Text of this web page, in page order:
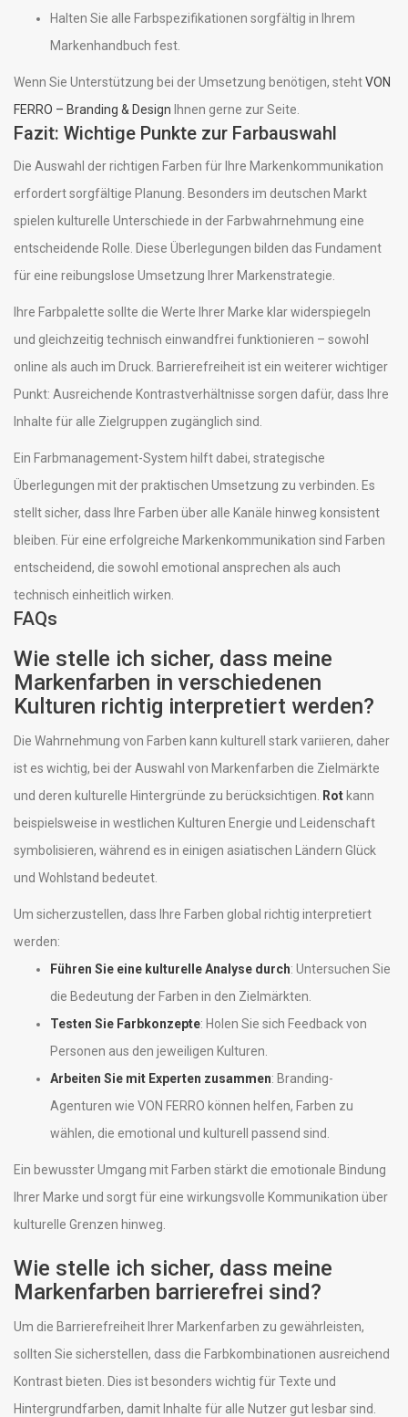
Halten Sie alle Farbspezifikationen sorgfältig in Ihrem
Markenhandbuch fest.
Wenn Sie Unterstützung bei der Umsetzung benötigen, stehtVON
FERRO – Branding & Design Ihnen gerne zur Seite.
Fazit: Wichtige Punkte zur Farbauswahl
Die Auswahl der richtigen Farben für Ihre Markenkommunikation
erfordert sorgfältige Planung. Besonders im deutschen Markt
spielen kulturelle Unterschiede in der Farbwahrnehmung eine
entscheidende Rolle. Diese Überlegungen bilden das Fundament
für eine reibungslose Umsetzung Ihrer Markenstrategie.
Ihre Farbpalette sollte die Werte Ihrer Marke klar widerspiegeln
und gleichzeitig technisch einwandfrei funktionieren – sowohl
online als auch im Druck. Barrierefreiheit ist ein weiterer wichtiger
Punkt: Ausreichende Kontrastverhältnisse sorgen dafür, dass Ihre
Inhalte für alle Zielgruppen zugänglich sind.
Ein Farbmanagement-System hilft dabei, strategische
Überlegungen mit der praktischen Umsetzung zu verbinden. Es
stellt sicher, dass Ihre Farben über alle Kanäle hinweg konsistent
bleiben. Für eine erfolgreiche Markenkommunikation sind Farben
entscheidend, die sowohl emotional ansprechen als auch
technisch einheitlich wirken.
FAQs
Wie stelle ich sicher, dass meine
Markenfarben in verschiedenen
Kulturen richtig interpretiert werden?
Die Wahrnehmung von Farben kann kulturell stark variieren, daher
ist es wichtig, bei der Auswahl von Markenfarben die Zielmärkte
und deren kulturelle Hintergründe zu berücksichtigen.
Rot kann
beispielsweise in westlichen Kulturen Energie und Leidenschaft
symbolisieren, während es in einigen asiatischen Ländern Glück
und Wohlstand bedeutet.
Um sicherzustellen, dass Ihre Farben global richtig interpretiert
werden:
Führen Sie eine kulturelle Analyse durch: Untersuchen Sie
die Bedeutung der Farben in den Zielmärkten.
Testen Sie Farbkonzepte: Holen Sie sich Feedback von
Personen aus den jeweiligen Kulturen.
Arbeiten Sie mit Experten zusammen: Branding-
Agenturen wie VON FERRO können helfen, Farben zu
wählen, die emotional und kulturell passend sind.
Ein bewusster Umgang mit Farben stärkt die emotionale Bindung
Ihrer Marke und sorgt für eine wirkungsvolle Kommunikation über
kulturelle Grenzen hinweg.
Wie stelle ich sicher, dass meine
Markenfarben barrierefrei sind?
Um die Barrierefreiheit Ihrer Markenfarben zu gewährleisten,
sollten Sie sicherstellen, dass die Farbkombinationen ausreichend
Kontrast bieten. Dies ist besonders wichtig für Texte und
Hintergrundfarben, damit Inhalte für alle Nutzer gut lesbar sind.